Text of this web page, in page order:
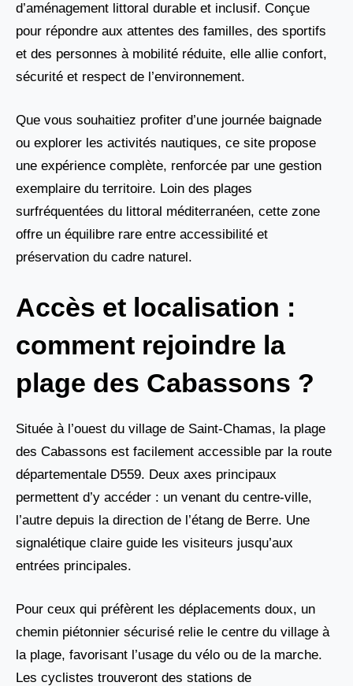
d’aménagement littoral durable et inclusif. Conçue
pour répondre aux attentes des familles, des sportifs
et des personnes à mobilité réduite, elle allie confort,
sécurité et respect de l’environnement.
Que vous souhaitiez profiter d’une journée baignade
ou explorer les activités nautiques, ce site propose
une expérience complète, renforcée par une gestion
exemplaire du territoire. Loin des plages
surfréquentées du littoral méditerranéen, cette zone
offre un équilibre rare entre accessibilité et
préservation du cadre naturel.
Accès et localisation :
comment rejoindre la
plage des Cabassons ?
Située à l’ouest du village de Saint-Chamas, la plage
des Cabassons est facilement accessible par la route
départementale D559. Deux axes principaux
permettent d’y accéder : un venant du centre-ville,
l’autre depuis la direction de l’étang de Berre. Une
signalétique claire guide les visiteurs jusqu’aux
entrées principales.
Pour ceux qui préfèrent les déplacements doux, un
chemin piétonnier sécurisé relie le centre du village à
la plage, favorisant l’usage du vélo ou de la marche.
Les cyclistes trouveront des stations de